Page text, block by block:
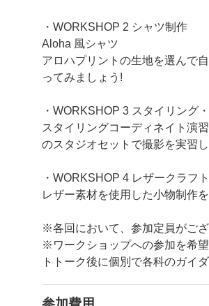
・WORKSHOP 2 シャツ制作
Aloha 風シャツ
アロハプリントの生地を選んで
ってみましょう!
・WORKSHOP 3 スタイリング
スタイリングコーディネイト演
のスタジオセットで撮影を実習し
・WORKSHOP 4 レザークラフ
レザー素材を使用した小物制作を
※各回において、参加定員がござ
※ワークショップへの参加を希
トトーク後に個別で各科のガイ